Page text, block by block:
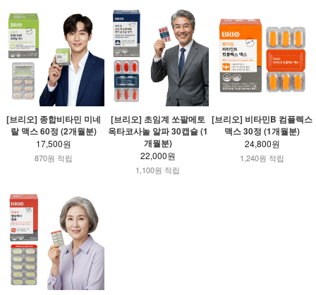
[브리오] 종합비타민 미네
랄 맥스 60정 (2개월분)
17,500원
870원 적립
[브리오] 초임계 쏘팔메토
옥타코사놀 알파 30캡슐 (1
개월분)
22,000원
1,100원 적립
[브리오] 비타민B 컴플렉스
맥스 30정 (1개월분)
24,800원
1,240원 적립